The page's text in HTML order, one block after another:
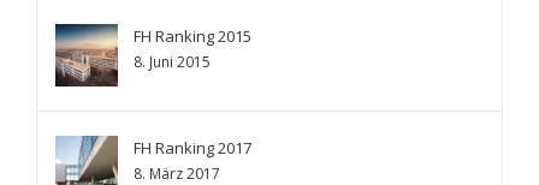
FH Ranking 2015
8. Juni 2015
FH Ranking 2017
8. März 2017